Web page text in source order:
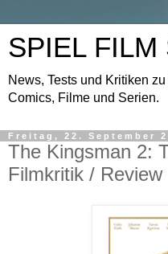
SPIEL FILM
News, Tests und Kritiken
Comics, Filme und Serien.
Freitag, 22. September
The Kingsman 2:
Filmkritik / Review